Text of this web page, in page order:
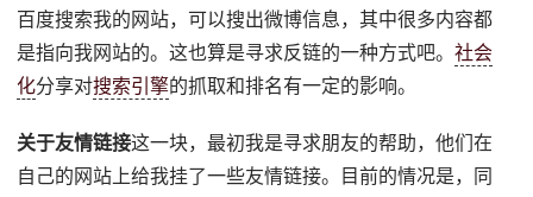
百度搜索我的网站，可以搜出微博信息，其中很多内容都
是指向我网站的。这也算是寻求反链的一种方式吧。社会
化分享对搜索引擎的抓取和排名有一定的影响。
关于友情链接这一块，最初我是寻求朋友的帮助，他们在
自己的网站上给我挂了一些友情链接。目前的情况是，同